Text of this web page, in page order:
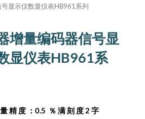
显示仪数显仪表HB961系列
增量编码器信号显
显仪表HB961系
精 度 ：0.5 ％ 满 刻 度 2 字